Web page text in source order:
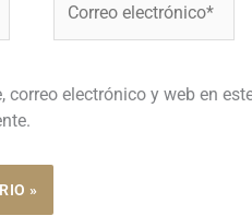
electrónico*
correo electrónico y web en